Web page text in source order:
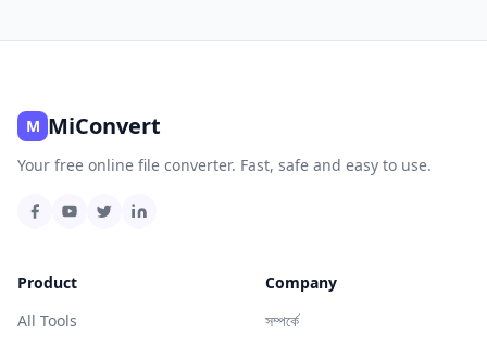
M MiConvert
Your free online file converter. Fast, safe and easy to use.
Product
All Tools
Company
সম্পর্কে